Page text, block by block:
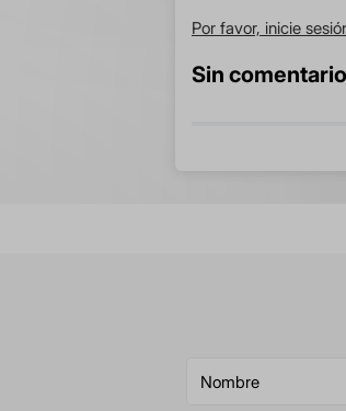
Por favor, inicie
Sin